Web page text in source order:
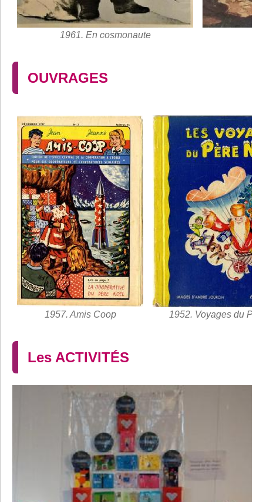
1961. En cosmonaute
OUVRAGES
1957. Amis Coop 1952. Voyages du
Les ACTIVITÉS